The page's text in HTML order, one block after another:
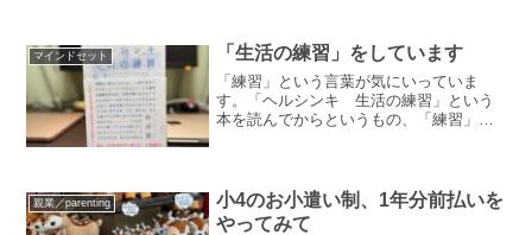
た。想像以上でした。この記事では、仕
事時間が足りない、もっと...
マインドセット 「生活の練習」をしています
「練習」という言葉が気にいっていま
す。「ヘルシンキ 生活の練習」という
本を読んでからというもの、「練習」と
生まれ育った著者が、二人の...
親業／parenting
小4のお小遣い制、1年分前払いを
やってみて